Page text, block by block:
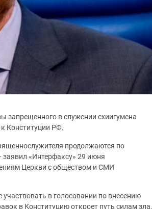
запрещенного в служении схиигумена
Конституции РФ.
продолжаются по
«Интерфаксу» 29 июня
Церкви с обществом и СМИ
в голосовании по внесению
в Конституцию откроет путь силам зла,